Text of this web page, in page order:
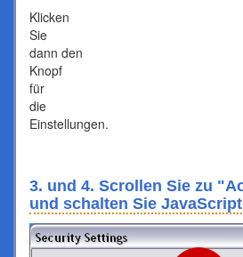
Klicken
Sie
dann den
Knopf
für
die
Einstellungen.
3. und 4. Scrollen Sie zu
und schalten Sie